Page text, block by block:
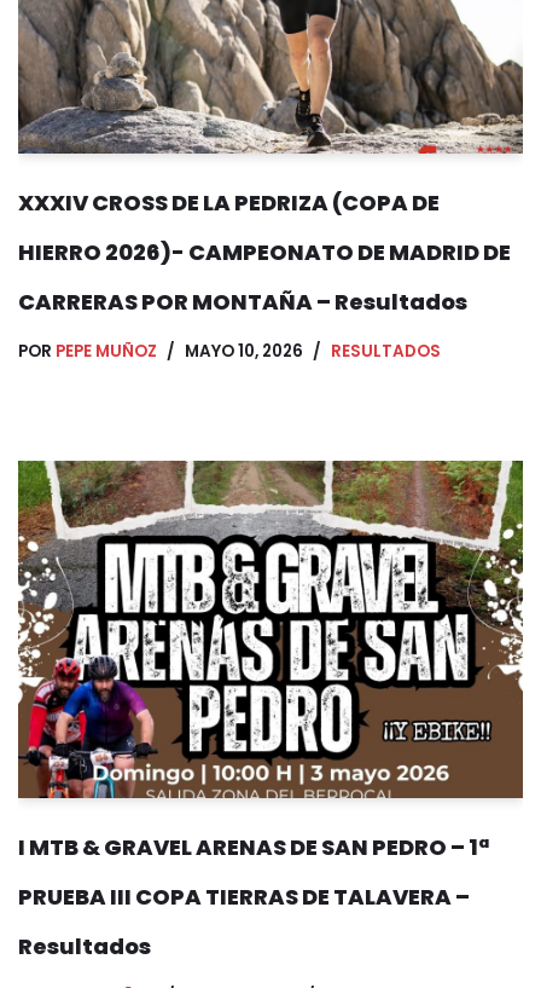
XXXIV CROSS DE LA PEDRIZA (COPA DE
HIERRO 2026)- CAMPEONATO DE MADRID DE
CARRERAS POR MONTAÑA – Resultados
POR PEPE MUÑOZ MAYO 10, 2026 RESULTADOS
I MTB & GRAVEL ARENAS DE SAN PEDRO – 1ª
PRUEBA III COPA TIERRAS DE TALAVERA –
Resultados